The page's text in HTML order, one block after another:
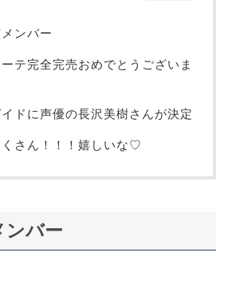
ンバー
ーテ完全完売おめでとうございま
ドに声優の長沢美樹さんが決定
さん！！！嬉しいな♡
ンバー